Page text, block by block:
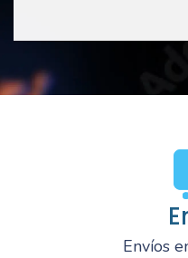
Envíos